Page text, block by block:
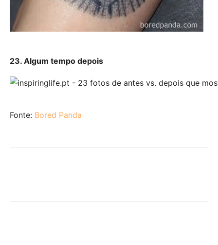
23. Algum tempo depois
Fonte: Bored Panda